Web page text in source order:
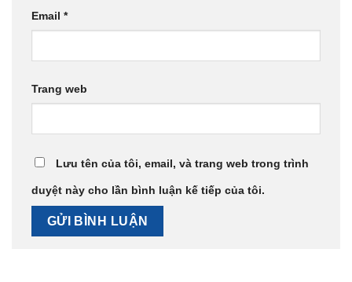
Email *
Trang web
Lưu tên của tôi, email, và trang web trong trình
duyệt này cho lần bình luận kế tiếp của tôi.